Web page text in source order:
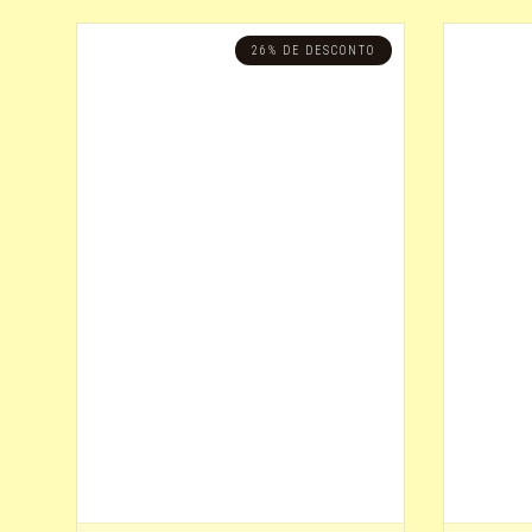
DOURADO- LENTE PRETA R$ 890,00
A partir de R$1.144,00
26% DE DESCONTO